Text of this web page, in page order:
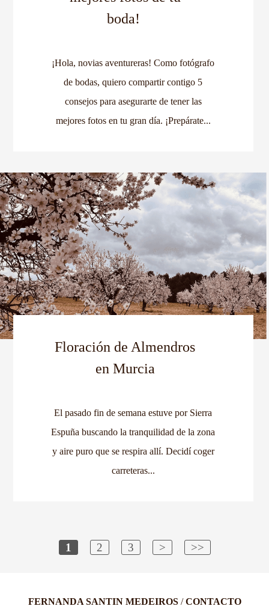
boda!
¡Hola, novias aventureras! Como fotógrafo
de bodas, quiero compartir contigo 5
consejos para asegurarte de tener las
mejores fotos en tu gran día. ¡Prepárate...
Floración de Almendros
en Murcia
El pasado fin de semana estuve por Sierra
Espuña buscando la tranquilidad de la zona
y aire puro que se respira allí. Decidí coger
carreteras...
1 2 3 > >>
FERNANDA SANTIN MEDEIROS/CONTACTO